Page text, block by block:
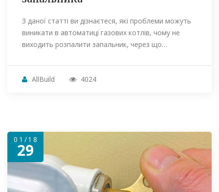
З даної статті ви дізнаєтеся, які проблеми можуть
виникати в автоматиці газових котлів, чому не
виходить розпалити запальник, через що…
AllBuild 4024
01/18
29